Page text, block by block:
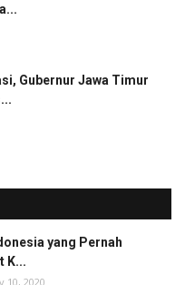
Gubernur Jawa Timur
yang Pernah
K...
10, 2020